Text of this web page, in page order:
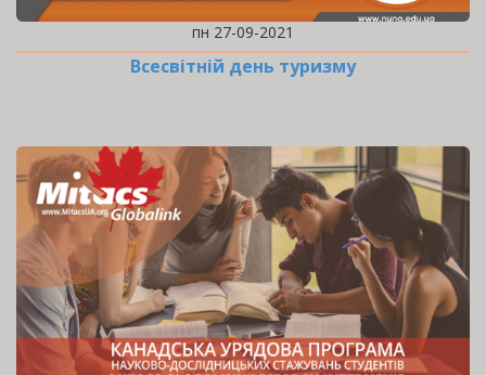
пн 27-09-2021
Всесвітній день туризму